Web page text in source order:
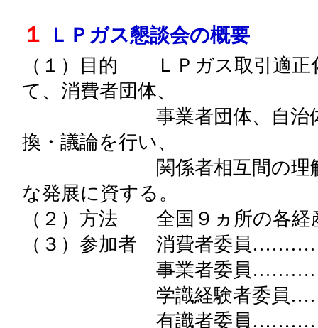
１ ＬＰガス懇談会の概要
（１）目的 ＬＰガス取引適正
て、消費者団体、
事業者団体、自治体、学
換・議論を行い、
関係者相互間の理解を深
な発展に資する。
（２）方法 全国９ヵ所の各経
（３）参加者 消費者委員
事業者委員…………各都道
学識経験者委員……知見
有識者委員…………知見を